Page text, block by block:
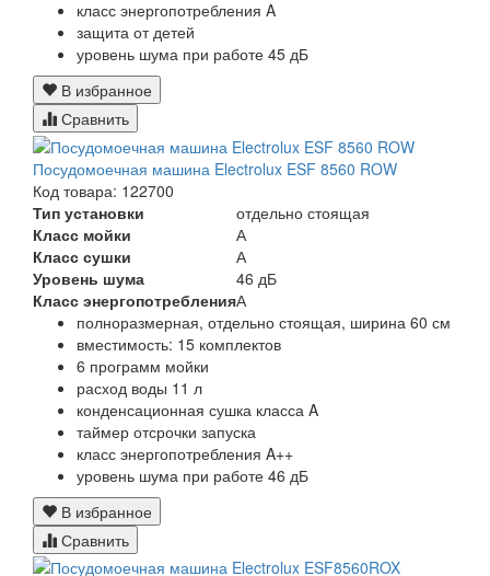
класс энергопотребления A
защита от детей
уровень шума при работе 45 дБ
В избранное
Сравнить
Посудомоечная машина Electrolux ESF 8560 ROW
Код товара: 122700
Тип установки
отдельно стоящая
Класс мойки
А
Класс сушки
А
Уровень шума
46 дБ
Класс энергопотребленияА
полноразмерная, отдельно стоящая, ширина 60 см
вместимость: 15 комплектов
6 программ мойки
расход воды 11 л
конденсационная сушка класса A
таймер отсрочки запуска
класс энергопотребления A++
уровень шума при работе 46 дБ
В избранное
Сравнить